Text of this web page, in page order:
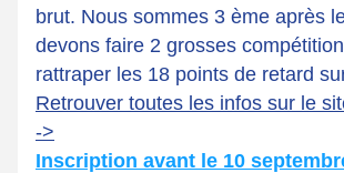
brut. Nous sommes 3 ème après
devons faire 2 grosses
rattraper les 18 points de retard
Retrouver toutes les infos sur le
->
Inscription avant le 10